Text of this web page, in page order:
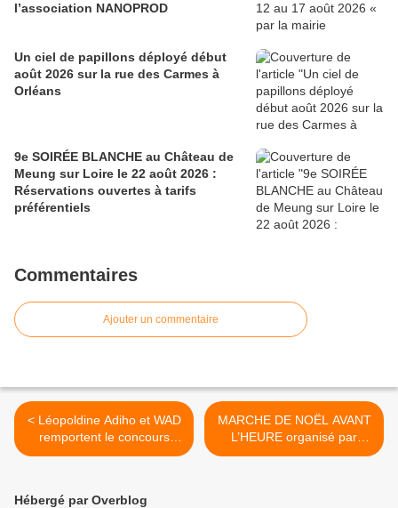
l’association NANOPROD
Un ciel de papillons déployé début
août 2026 sur la rue des Carmes à
Orléans
9e SOIRÉE BLANCHE au Château de
Meung sur Loire le 22 août 2026 :
Réservations ouvertes à tarifs
préférentiels
Commentaires
Ajouter un commentaire
< Léopoldine Adiho et WAD
remportent le concours
JEUNES TALENTS 2017 à
MARCHE DE NOËL AVANT
L’HEURE organisé par
MAREAU Z'IDEES à
Hébergé par Overblog